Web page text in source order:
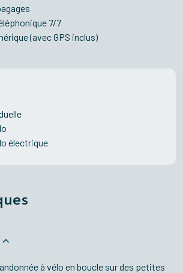
7/7
(avec GPS inclus)
électrique
à vélo en boucle sur des petites